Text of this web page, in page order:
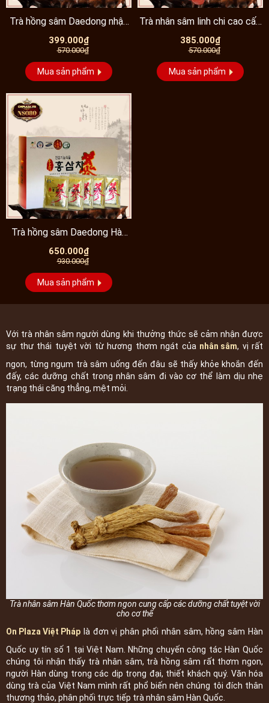
Trà hồng sâm Daedong nhập
khẩu Hàn Quốc loại 50...
399.000₫
570.000₫
Mua sản phẩm
Trà nhân sâm linh chi cao cấp
nhập khẩu Hàn...
385.000₫
570.000₫
Mua sản phẩm
Trà hồng sâm Daedong Hàn
Quốc thượng hạng loại 100...
650.000₫
930.000₫
Mua sản phẩm
Với trà nhân sâm người dùng khi thưởng thức sẽ cảm nhận được
sự thư thái tuyệt vời từ hương thơm ngát của nhân sâm, vị rất
ngon, từng ngụm trà sâm uống đến đâu sẽ thấy khỏe khoắn đến
đấy, các dưỡng chất trong nhân sâm đi vào cơ thể làm dịu nhẹ
trạng thái căng thẳng, mệt mỏi.
Trà nhân sâm Hàn Quốc thơm ngon cung cấp các dưỡng chất tuyệt vời
cho cơ thể
On Plaza Việt Pháp là đơn vị phân phối nhân sâm, hồng sâm Hàn
Quốc uy tín số 1 tại Việt Nam. Những chuyến công tác Hàn Quốc
chúng tôi nhận thấy trà nhân sâm, trà hồng sâm rất thơm ngon,
người Hàn dùng trong các dịp trọng đại, thiết khách quý. Văn hóa
dùng trà của Việt Nam mình rất phổ biến nên chúng tôi đích thân
thương thảo, phân phối trực tiếp trà nhân sâm Hàn Quốc.